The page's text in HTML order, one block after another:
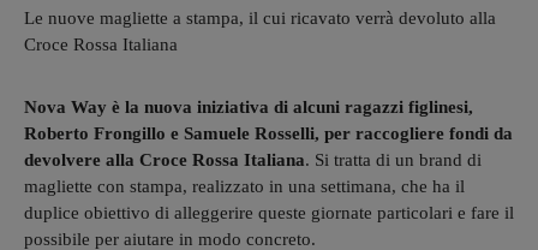
Le nuove magliette a stampa, il cui ricavato verrà devoluto alla
Croce Rossa Italiana
Nova Way è la nuova iniziativa di alcuni ragazzi figlinesi,
Roberto Frongillo e Samuele Rosselli, per raccogliere fondi da
devolvere alla Croce Rossa Italiana. Si tratta di un brand di
magliette con stampa, realizzato in una settimana, che ha il
duplice obiettivo di alleggerire queste giornate particolari e fare il
possibile per aiutare in modo concreto.